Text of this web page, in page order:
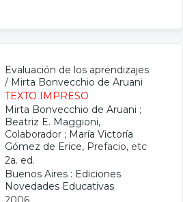
Evaluación de los aprendizajes
/ Mirta Bonvecchio de Aruani
TEXTO IMPRESO
Mirta Bonvecchio de Aruani ;
Beatriz E. Maggioni,
Colaborador ; María Victoría
Gómez de Erice, Prefacio, etc
2a. ed.
Buenos Aires : Ediciones
Novedades Educativas